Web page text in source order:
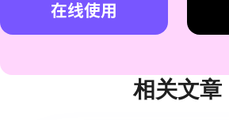
在线使用
相关文章